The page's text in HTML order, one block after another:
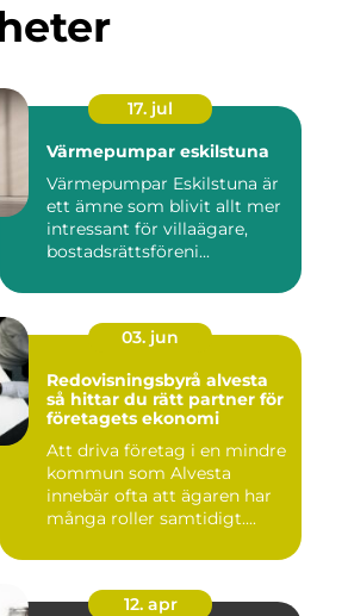
17. jul
Värmepumpar eskilstuna
Värmepumpar Eskilstuna är
ett ämne som blivit allt mer
intressant för villaägare,
bostadsrättsföreni...
03. jun
Redovisningsbyrå alvesta
så hittar du rätt partner för
företagets ekonomi
Att driva företag i en mindre
kommun som Alvesta
innebär ofta att ägaren har
många roller samtidigt....
12. apr